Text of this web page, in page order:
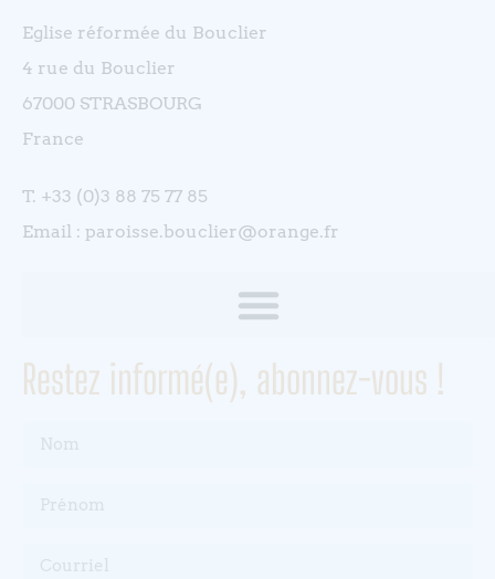
Eglise réformée du Bouclier
4 rue du Bouclier
67000 STRASBOURG
France
T. +33 (0)3 88 75 77 85
Email : paroisse.bouclier@orange.fr
Restez informé(e), abonnez-vous !